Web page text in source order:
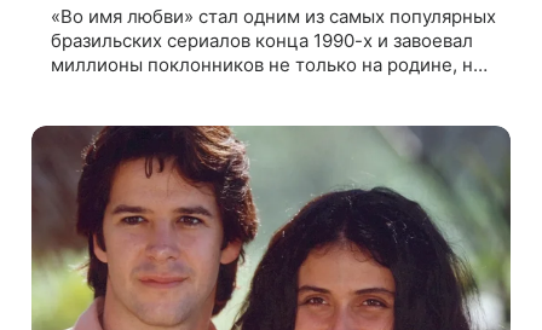
«Во имя любви» стал одним из самых популярных
бразильских сериалов конца 1990-х и завоевал
миллионы поклонников не только на родине, но